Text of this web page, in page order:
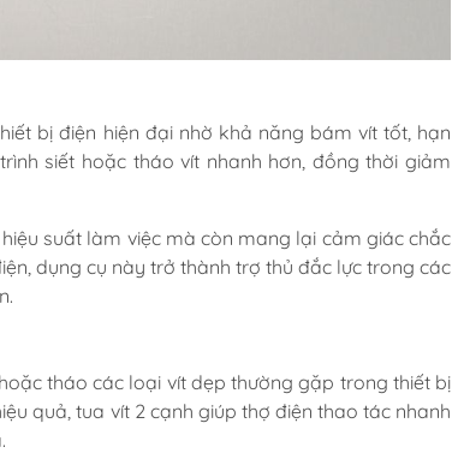
bị điện hiện đại nhờ khả năng bám vít tốt, hạn
siết hoặc tháo vít nhanh hơn, đồng thời giảm
suất làm việc mà còn mang lại cảm giác chắc
dụng cụ này trở thành trợ thủ đắc lực trong các
tháo các loại vít dẹp thường gặp trong thiết bị
quả, tua vít 2 cạnh giúp thợ điện thao tác nhanh